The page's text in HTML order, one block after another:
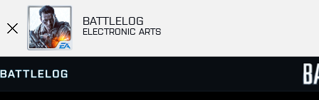
BATTLELOG
ELECTRONIC ARTS